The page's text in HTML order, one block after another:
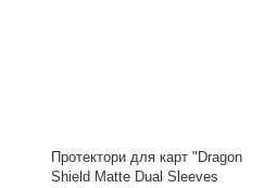
Протектори для карт "Dragon
Shield Matte Dual Sleeves